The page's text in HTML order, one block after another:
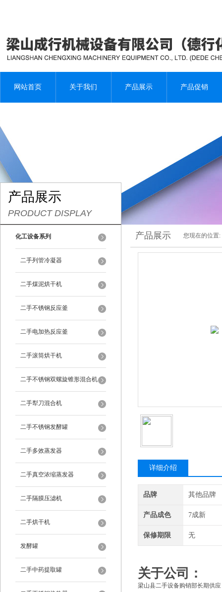
网站首页 关于我们 产品展示 产品促销
产品展示
PRODUCT DISPLAY
化工设备系列
二手列管冷凝器
二手煤泥烘干机
二手不锈钢反应釜
二手电加热反应釜
二手滚筒烘干机
二手不锈钢双螺旋锥形混合机
二手犁刀混合机
二手不锈钢发酵罐
二手多效蒸发器
二手真空浓缩蒸发器
二手隔膜压滤机
二手烘干机
发酵罐
二手中药提取罐
产品展示 您现在的位置:
详细介绍
品牌 其他品牌
产品成色 7成新
保修期限 无
关于公司：
梁山县二手设备购销部长期供